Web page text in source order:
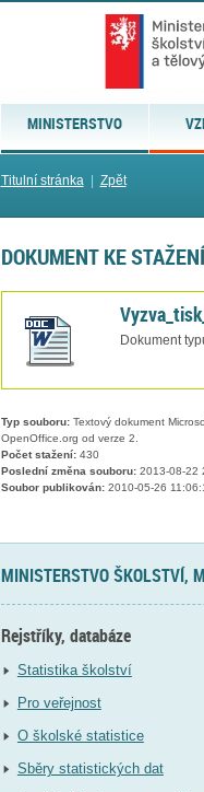
MINISTERSTVO
Titulní stránka| Zpět
DOKUMENT KE STAŽENÍ
Dokument
Typ souboru:Textový dokument
OpenOffice.org od verze 2.
Počet stažení:430
Poslední změna souboru:2013-08-22
Soubor publikován:2010-05-26
MINISTERSTVO ŠKOLSTVÍ,
Rejstříky, databáze
Statistika školství
Pro veřejnost
O školské statistice
Sběry statistických dat